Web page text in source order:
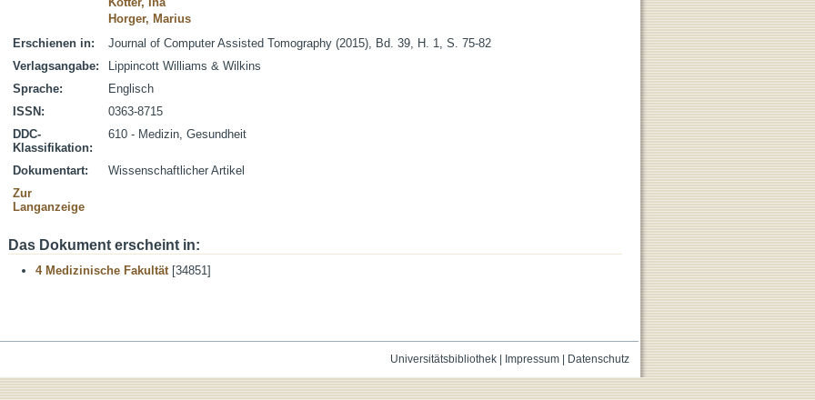
Horger, Marius
Erschienen in:
Journal of Computer Assisted Tomography (2015), Bd. 39, H. 1, S. 75-82
Verlagsangabe:
Lippincott Williams & Wilkins
Sprache:
Englisch
ISSN:
0363-8715
DDC-
Klassifikation:
610 - Medizin, Gesundheit
Dokumentart:
Wissenschaftlicher Artikel
Zur
Langanzeige
Das Dokument erscheint in:
4 Medizinische Fakultät[34851]
Universitätsbibliothek| Impressum| Datenschutz